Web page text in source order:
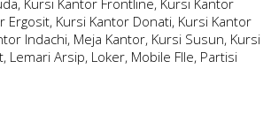
Kursi Kantor Frontline, Kursi Kantor
Ergosit, Kursi Kantor Donati, Kursi Kantor
Indachi, Meja Kantor, Kursi Susun, Kursi
Lemari Arsip, Loker, Mobile FIle, Partisi